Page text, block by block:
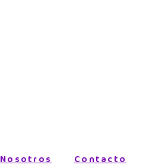
Nosotros Contacto